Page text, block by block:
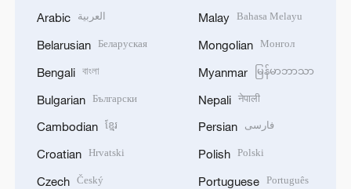
Arabic العربية
Belarusian Беларуская
Bengali বাংলা
Bulgarian Български
Cambodian ខ្មែរ
Croatian Hrvatski
Czech Český
Malay Bahasa Melayu
Mongolian Монгол
Myanmar မြန်မာဘာသာ
Nepali नेपाली
Persian فارسی
Polish Polski
Portuguese Português